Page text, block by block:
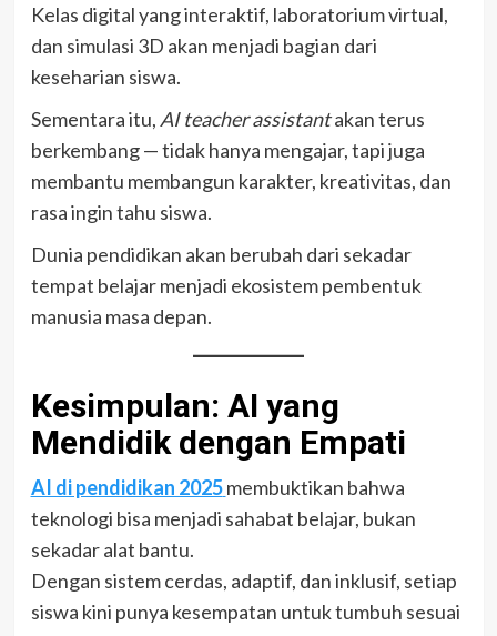
Kelas digital yang interaktif, laboratorium virtual,
dan simulasi 3D akan menjadi bagian dari
keseharian siswa.
Sementara itu, AI teacher assistantakan terus
berkembang — tidak hanya mengajar, tapi juga
membantu membangun karakter, kreativitas, dan
rasa ingin tahu siswa.
Dunia pendidikan akan berubah dari sekadar
tempat belajar menjadi ekosistem pembentuk
manusia masa depan.
Kesimpulan: AI yang
Mendidik dengan Empati
AI di pendidikan 2025 membuktikan bahwa
teknologi bisa menjadi sahabat belajar, bukan
sekadar alat bantu.
Dengan sistem cerdas, adaptif, dan inklusif, setiap
siswa kini punya kesempatan untuk tumbuh sesuai